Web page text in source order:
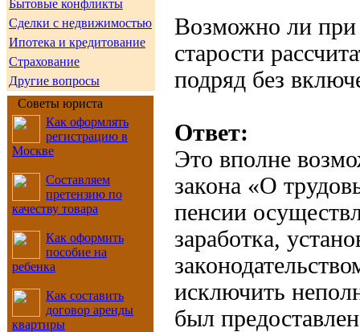
Бытовые конфликты
Сделки с недвижимостью
Ипотека и кредитование
Страхование
Другие вопросы
Советы юриста
Как оформлять
регистрацию в
Москве
Составляем
претензию по
качеству товара
Как оформить
пособие на
ребенка
Как составить
договор аренды
квартиры
Возможно ли при
старости
подряд без
Ответ:
Это вполне
закона «О
пенсии
заработка,
исключить
был